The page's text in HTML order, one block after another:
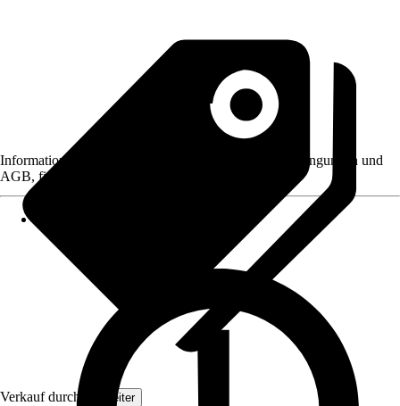
Verkauf durch: Topleiter
Informationen des Verkäufers, wie z. B. Rückgabebedingungen und
AGB, finden Sie bei Klick auf den Verkäufernamen.